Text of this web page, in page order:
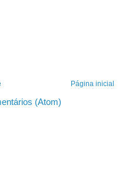
Página inicial
(Atom)